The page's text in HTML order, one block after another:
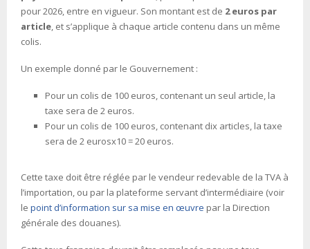
pour 2026, entre en vigueur. Son montant est de 2 euros par
article , et s’applique à chaque article contenu dans un même
colis.
Un exemple donné par le Gouvernement :
Pour un colis de 100 euros, contenant un seul article, la
taxe sera de 2 euros.
Pour un colis de 100 euros, contenant dix articles, la taxe
sera de 2 eurosx10 = 20 euros.
Cette taxe doit être réglée par le vendeur redevable de la TVA à
l’importation, ou par la plateforme servant d’intermédiaire (voir
le point d’information sur sa mise en œuvre par la Direction
générale des douanes).